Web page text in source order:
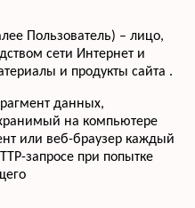
Пользователь) – лицо,
сети Интернет и
и продукты сайта .
данных,
на компьютере
или веб-браузер каждый
запросе при попытке